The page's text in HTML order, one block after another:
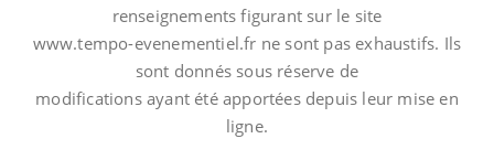
renseignements figurant sur le site
www.tempo-evenementiel.fr ne sont pas exhaustifs. Ils
sont donnés sous réserve de
modifications ayant été apportées depuis leur mise en
ligne.